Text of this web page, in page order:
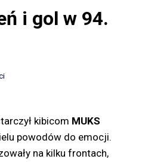
i gol w 94.
kibicom MUKS
powodów do emocji.
na kilku frontach,